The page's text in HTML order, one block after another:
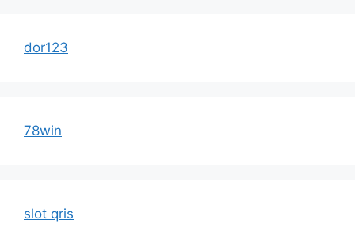
dor123
78win
slot qris